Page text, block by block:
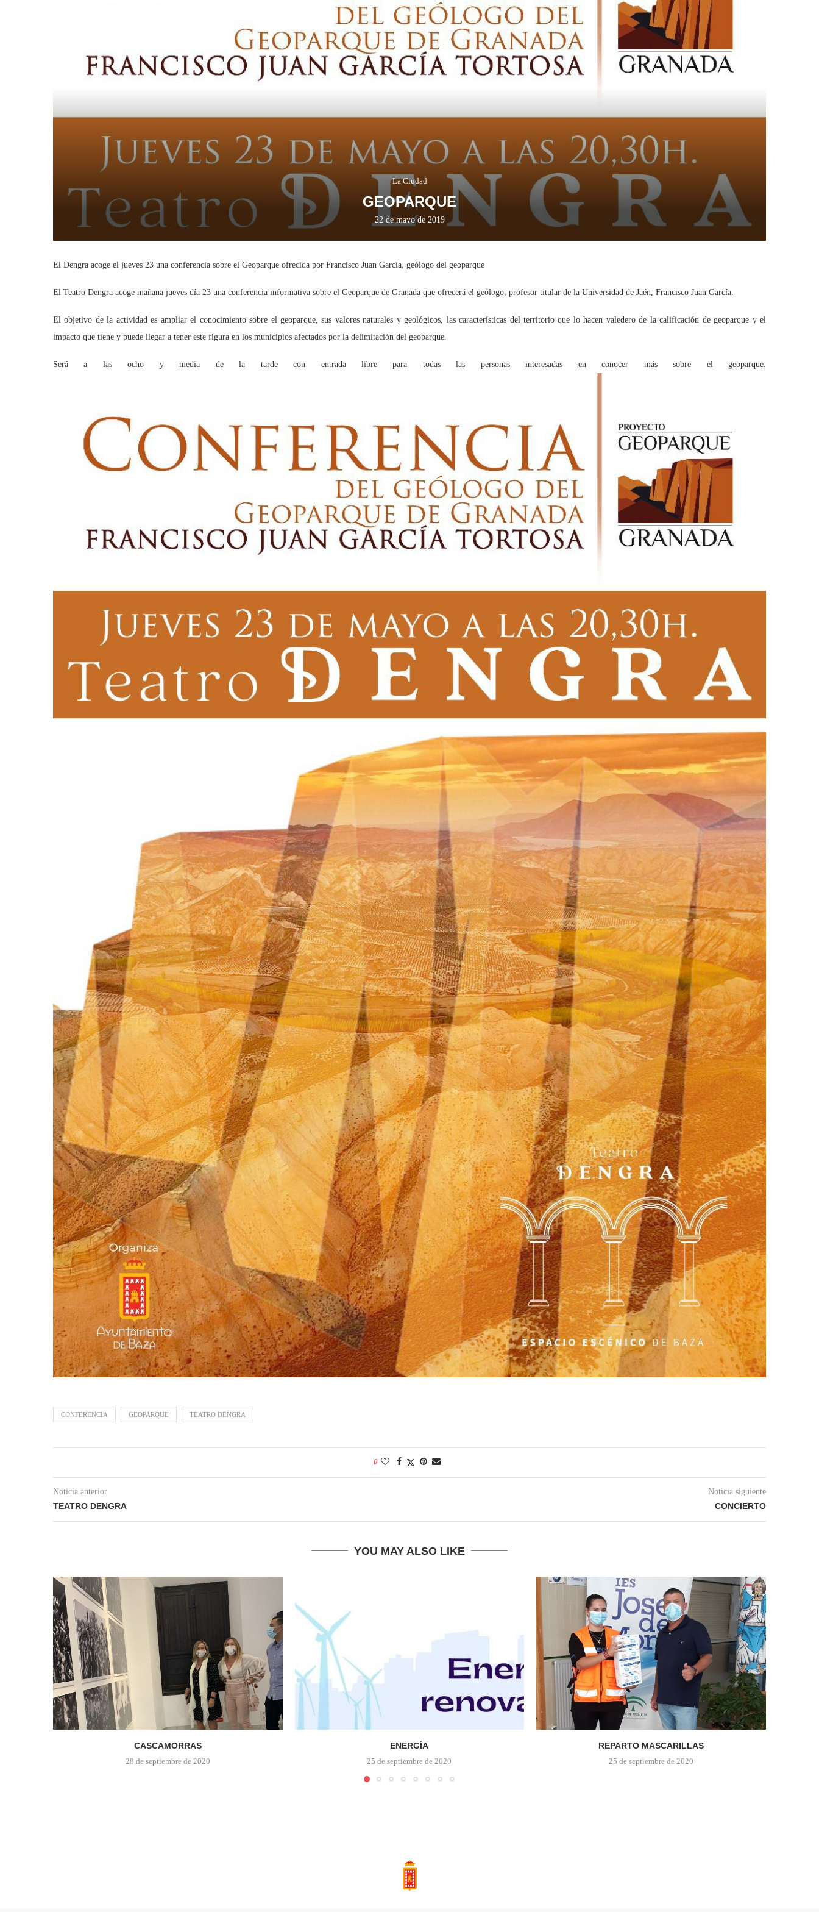
La Ciudad
GEOPARQUE
22 de mayo de 2019
El Dengra acoge el jueves 23 una conferencia sobre el Geoparque ofrecida por Francisco Juan García, geólogo del geoparque
El Teatro Dengra acoge mañana jueves día 23 una conferencia informativa sobre el Geoparque de Granada que ofrecerá el geólogo, profesor titular de la Universidad de Jaén, Francisco Juan García.
El objetivo de la actividad es ampliar el conocimiento sobre el geoparque, sus valores naturales y geológicos, las características del territorio que lo hacen valedero de la calificación de geoparque y el
impacto que tiene y puede llegar a tener este figura en los municipios afectados por la delimitación del geoparque.
Será a las ocho y media de la tarde con entrada libre para todas las personas interesadas en conocer más sobre el geoparque.
CONFERENCIA GEOPARQUE TEATRO DENGRA
0
Noticia anterior
TEATRO DENGRA
Noticia siguiente
CONCIERTO
YOU MAY ALSO LIKE
CASCAMORRAS
28 de septiembre de 2020
ENERGÍA
25 de septiembre de 2020
REPARTO MASCARILLAS
25 de septiembre de 2020